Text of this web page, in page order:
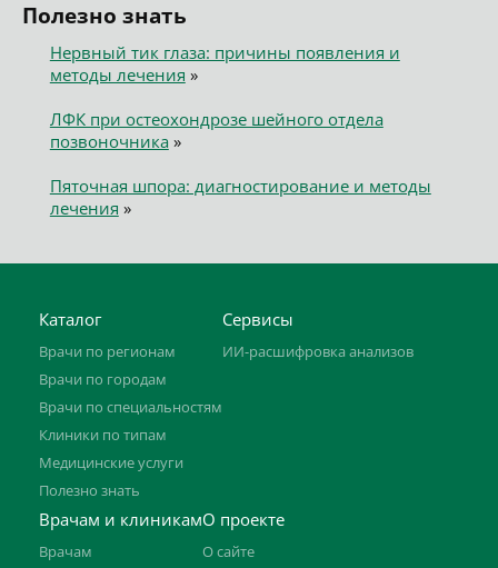
Полезно знать
Нервный тик глаза: причины появления и
методы лечения »
ЛФК при остеохондрозе шейного отдела
позвоночника»
Пяточная шпора: диагностирование и методы
лечения »
Каталог
Врачи по регионам
Врачи по городам
Врачи по специальностям
Клиники по типам
Медицинские услуги
Полезно знать
Сервисы
ИИ-расшифровка анализов
Врачам и клиникам
Врачам
О проекте
О сайте